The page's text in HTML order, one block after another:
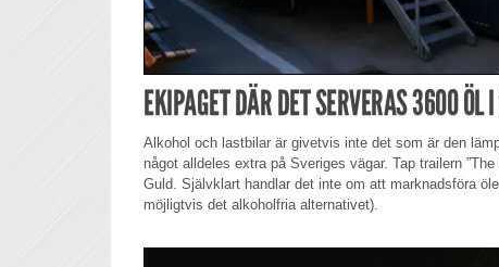
EKIPAGET DÄR DET SERVERAS 3600 ÖL
Alkohol och lastbilar är givetvis inte det som är den
något alldeles extra på Sveriges vägar. Tap trailern
Guld. Självklart handlar det inte om att marknadsföra
möjligtvis det alkoholfria alternativet).